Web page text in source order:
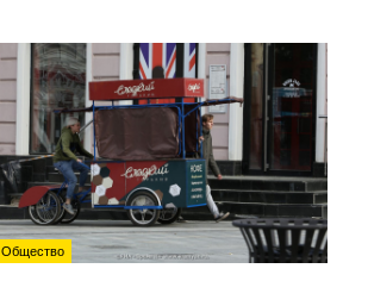
Общество